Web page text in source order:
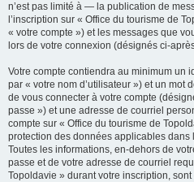
n’est pas limité à — la publication de
l’inscription sur « Office du tourisme de
« votre compte ») et les messages que
lors de votre connexion (désignés ci-
Votre compte contiendra au minimum un
par « votre nom d’utilisateur ») et un mot
de vous connecter à votre compte
passe ») et une adresse de courriel
compte sur « Office du tourisme de
protection des données applicables dans
Toutes les informations, en-dehors de
passe et de votre adresse de courriel
Topoldavie » durant votre inscription,